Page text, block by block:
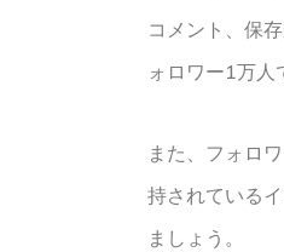
コメント、保
ォロワー1万人
また、フォロ
持されている
ましょう。